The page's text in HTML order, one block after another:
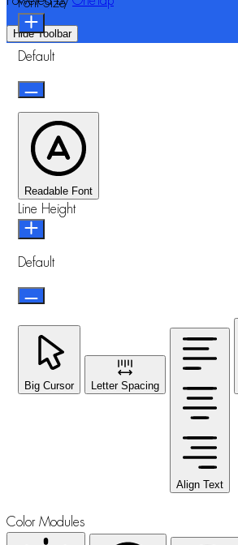
Hide Toolbar
Font Size
Default
Readable Font
Line Height
Default
Big Cursor Letter Spacing
Align Text
Color Modules